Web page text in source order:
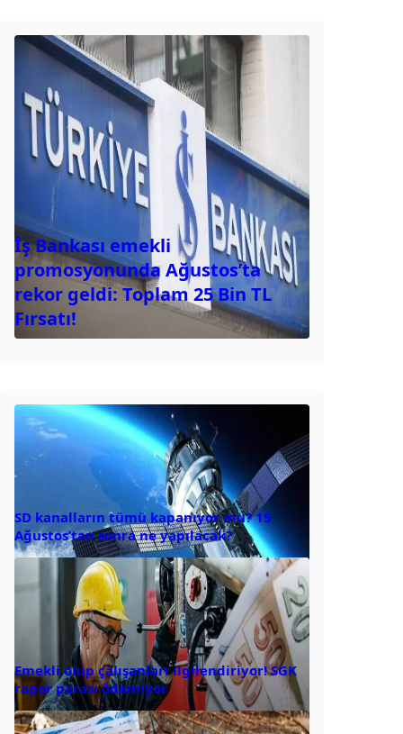
İş Bankası emekli
promosyonunda Ağustos’ta
rekor geldi: Toplam 25 Bin TL
Fırsatı!
SD kanalların tümü kapanıyor mu? 15
Ağustos’tan sonra ne yapılacak?
Emekli olup çalışanları ilgilendiriyor! SGK
rapor parası ödemiyor